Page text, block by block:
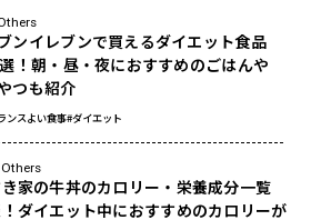
ンイレブンで買えるダイエット食品
！朝・昼・夜におすすめのごはんや
つも紹介
ンスよい食事#ダイエット
Others
家の牛丼のカロリー・栄養成分一覧
ダイエット中におすすめのカロリーが